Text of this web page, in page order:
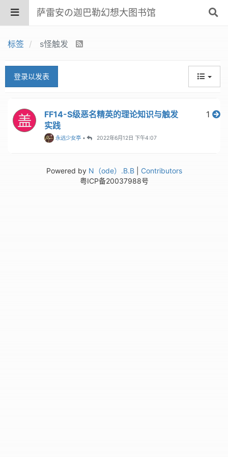
萨雷安の迦巴勒幻想大图书馆
标签 s怪触发
登录以发表
盖
FF14-S级恶名精英的理论知识与触发
实践
永远少女亭• 2022年6月12日 下午4:07
1
Powered by N（ode）.B.B| Contributors
粤ICP备20037988号